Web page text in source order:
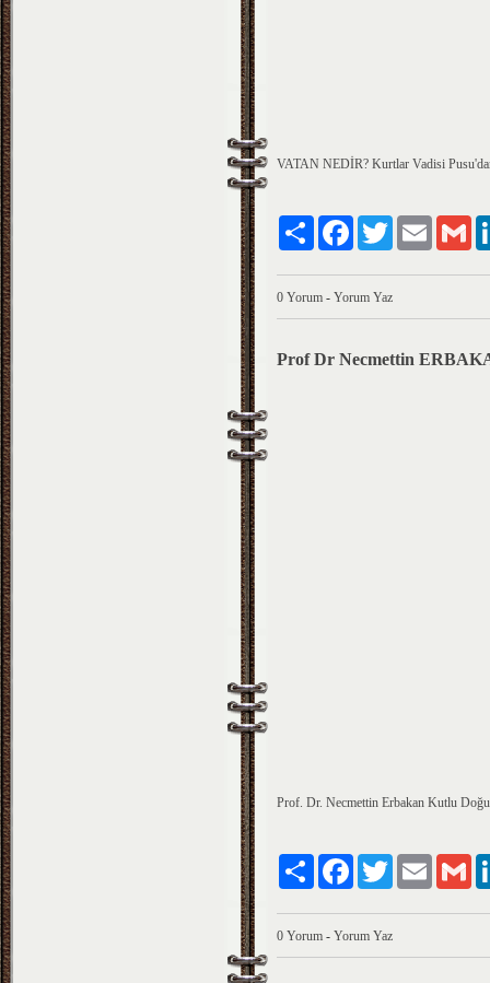
VATAN NEDİR? Kurtlar Vadisi
Paylaş FacebookTwitter Email
0 Yorum - Yorum Yaz
Prof Dr Necmettin
Prof. Dr. Necmettin Erbakan Kutlu
Paylaş FacebookTwitter Email
0 Yorum - Yorum Yaz